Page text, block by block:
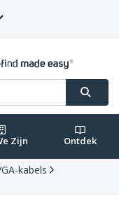
Zijn Ontdek
kabels